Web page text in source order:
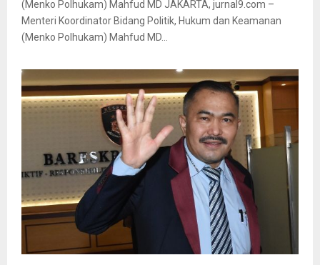
(Menko Polhukam) Mahfud MD JAKARTA, jurnal9.com –
Menteri Koordinator Bidang Politik, Hukum dan Keamanan
(Menko Polhukam) Mahfud MD...